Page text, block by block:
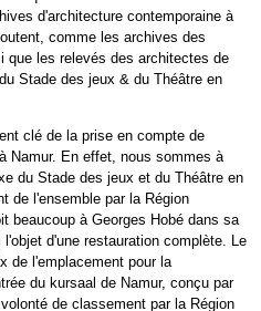
d'architecture contemporaine à
comme les archives des
que les relevés des architectes de
Stade des jeux & du Théâtre en
clé de la prise en compte de
Namur. En effet, nous sommes à
du Stade des jeux et du Théâtre en
de l'ensemble par la Région
beaucoup à Georges Hobé dans sa
d'une restauration complète. Le
de l'emplacement pour la
du kursaal de Namur, conçu par
de classement par la Région